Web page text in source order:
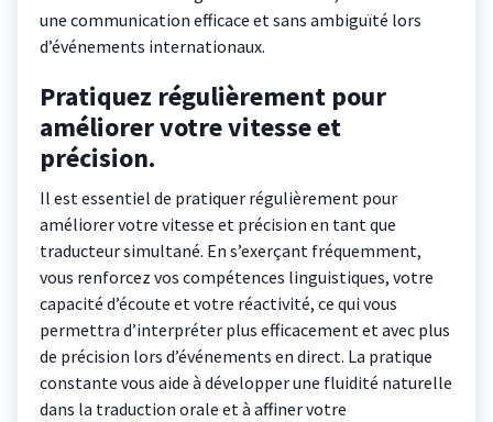
une communication efficace et sans ambiguïté lors
d’événements internationaux.
Pratiquez régulièrement pour
améliorer votre vitesse et
précision.
Il est essentiel de pratiquer régulièrement pour
améliorer votre vitesse et précision en tant que
traducteur simultané. En s’exerçant fréquemment,
vous renforcez vos compétences linguistiques, votre
capacité d’écoute et votre réactivité, ce qui vous
permettra d’interpréter plus efficacement et avec plus
de précision lors d’événements en direct. La pratique
constante vous aide à développer une fluidité naturelle
dans la traduction orale et à affiner votre